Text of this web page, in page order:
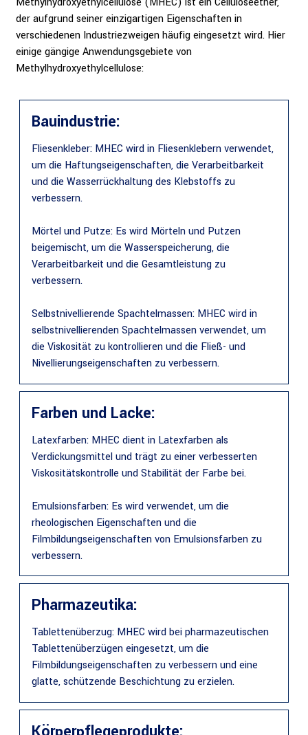
der aufgrund seiner einzigartigen Eigenschaften in
verschiedenen Industriezweigen häufig eingesetzt wird. Hier
einige gängige Anwendungsgebiete von
Methylhydroxyethylcellulose:
Bauindustrie:
Fliesenkleber: MHEC wird in Fliesenklebern verwendet,
um die Haftungseigenschaften, die Verarbeitbarkeit
und die Wasserrückhaltung des Klebstoffs zu
verbessern.
Mörtel und Putze: Es wird Mörteln und Putzen
beigemischt, um die Wasserspeicherung, die
Verarbeitbarkeit und die Gesamtleistung zu
verbessern.
Selbstnivellierende Spachtelmassen: MHEC wird in
selbstnivellierenden Spachtelmassen verwendet, um
die Viskosität zu kontrollieren und die Fließ- und
Nivellierungseigenschaften zu verbessern.
Farben und Lacke:
Latexfarben: MHEC dient in Latexfarben als
Verdickungsmittel und trägt zu einer verbesserten
Viskositätskontrolle und Stabilität der Farbe bei.
Emulsionsfarben: Es wird verwendet, um die
rheologischen Eigenschaften und die
Filmbildungseigenschaften von Emulsionsfarben zu
verbessern.
Pharmazeutika:
Tablettenüberzug: MHEC wird bei pharmazeutischen
Tablettenüberzügen eingesetzt, um die
Filmbildungseigenschaften zu verbessern und eine
glatte, schützende Beschichtung zu erzielen.